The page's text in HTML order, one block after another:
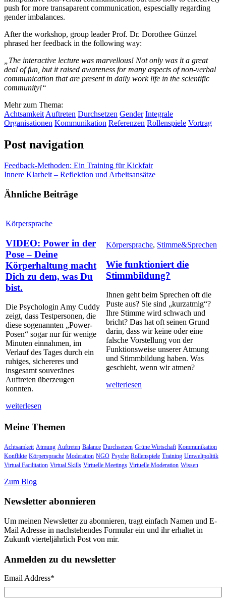
push for more transaparent communication, espescially regarding
gender imbalances.
After the workshop, group leader Prof. Dr. Dorothee Günzel
phrased her feedback in the following way:
„The interactive lecture was marvellous! Not only was it a great
deal of fun, but it raised awareness for many aspects of non-verbal
communication that are present in daily work life in the scientific
community!“
Mehr zum Thema:
Achtsamkeit Auftreten Durchsetzen Gender Integrale
Organisationen Kommunikation Referenzen Rollenspiele Vortrag
Post navigation
Feedback-Methoden: Ein Training für Kickfair
Innere Klarheit – Reflektion und Arbeitsansätze
Ähnliche Beiträge
Körpersprache
VIDEO: Power in der
Pose – Deine
Körperhaltung macht
Dich zu dem, was Du
bist.
Die Psychologin Amy Cuddy
zeigt, dass Testpersonen, die
diese sogenannten „Power-
Posen“ sogar nur für wenige
Minuten einnahmen, im
Verlauf des Tages durch ein
ruhiges, sichereres und
insgesamt souveränes
Auftreten überzeugen
konnten.
weiterlesen
Körpersprache, Stimme&Sprechen
Wie funktioniert die
Stimmbildung?
Ihnen geht beim Sprechen oft die
Puste aus? Sie sind „kurzatmig“?
Ihre Stimme wird schwach und
bricht? Das hat oft seinen Grund
darin, dass wir keine oder eine
falsche Vorstellung von der
Funktionsweise unserer Atmung
und Stimmbildung haben. Was
geschieht, wenn wir atmen?
weiterlesen
Meine Themen
Achtsamkeit Atmung Auftreten Balance Durchsetzen Grüne Wirtschaft Kommunikation
Konflikte Körpersprache Moderation NGO Psyche Rollenspiele Training Umweltpolitik
Virtual Facilitation Virtual Skills Virtuelle Meetings Virtuelle Moderation Wissen
Zum Blog
Newsletter abonnieren
Um meinen Newsletter zu abonnieren, tragt einfach Namen und E-
Mail Adresse in nachstehendes Formular ein und ihr erhaltet in
Zukunft vierteljährlich Post von mir.
Anmelden zu du newsletter
Email Address*